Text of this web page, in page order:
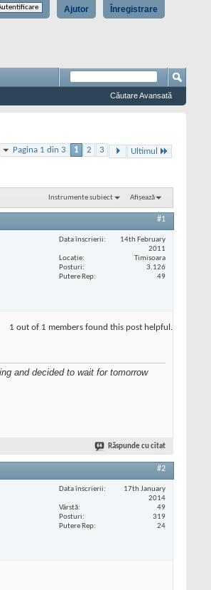
Înregistrare
Ajutor
Căutare Avansată
Pagina 1 din 3 1 2 3 Ultimul
Instrumente subiect Afișează
#1
Data înscrierii
14th February
2011
Locaţie
Timisoara
Posturi
3.126
Putere Rep
49
1 out of 1 members found this post helpful.
and decided to wait for tomorrow
Răspunde cu citat
#2
Data înscrierii
17th January
2014
Vârstă
49
Posturi
319
Putere Rep
24